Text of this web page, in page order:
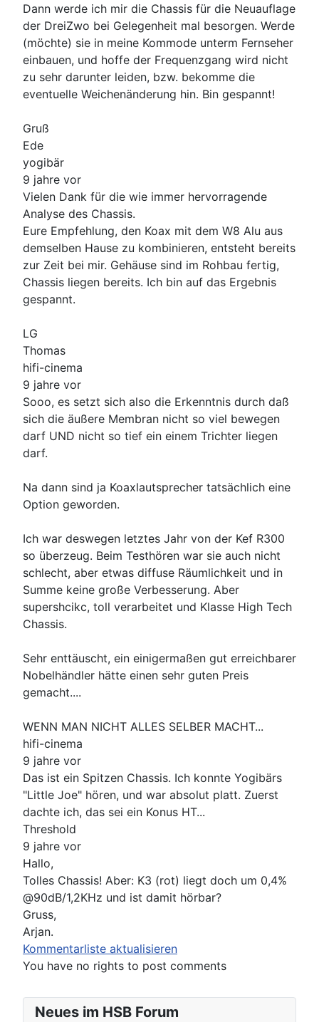
Neues im HSB Forum
Dann werde ich mir die Chassis für die Neuauflage
der DreiZwo bei Gelegenheit mal besorgen. Werde
(möchte) sie in meine Kommode unterm Fernseher
einbauen, und hoffe der Frequenzgang wird nicht
zu sehr darunter leiden, bzw. bekomme die
eventuelle Weichenänderung hin. Bin gespannt!
Gruß
Ede
yogibär
9 jahre vor
Vielen Dank für die wie immer hervorragende
Analyse des Chassis.
Eure Empfehlung, den Koax mit dem W8 Alu aus
demselben Hause zu kombinieren, entsteht bereits
zur Zeit bei mir. Gehäuse sind im Rohbau fertig,
Chassis liegen bereits. Ich bin auf das Ergebnis
gespannt.
LG
Thomas
hifi-cinema
9 jahre vor
Sooo, es setzt sich also die Erkenntnis durch daß
sich die äußere Membran nicht so viel bewegen
darf UND nicht so tief ein einem Trichter liegen
darf.
Na dann sind ja Koaxlautsprecher tatsächlich eine
Option geworden.
Ich war deswegen letztes Jahr von der Kef R300
so überzeug. Beim Testhören war sie auch nicht
schlecht, aber etwas diffuse Räumlichkeit und in
Summe keine große Verbesserung. Aber
supershcikc, toll verarbeitet und Klasse High Tech
Chassis.
Sehr enttäuscht, ein einigermaßen gut erreichbarer
Nobelhändler hätte einen sehr guten Preis
gemacht....
WENN MAN NICHT ALLES SELBER MACHT...
hifi-cinema
9 jahre vor
Das ist ein Spitzen Chassis. Ich konnte Yogibärs
"Little Joe" hören, und war absolut platt. Zuerst
dachte ich, das sei ein Konus HT...
Threshold
9 jahre vor
Hallo,
Tolles Chassis! Aber: K3 (rot) liegt doch um 0,4%
@90dB/1,2KHz und ist damit hörbar?
Gruss,
Arjan.
Kommentarliste aktualisieren
You have no rights to post comments